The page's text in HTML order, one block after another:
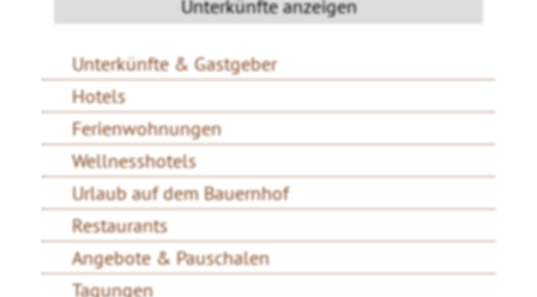
Unterkünfte & Gastgeber
Hotels
Ferienwohnungen
Wellnesshotels
Urlaub auf dem Bauernhof
Restaurants
Angebote & Pauschalen
Tagungen